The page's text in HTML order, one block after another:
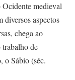
medieval
diversos aspectos
chega ao
trabalho de
o Sábio (séc.